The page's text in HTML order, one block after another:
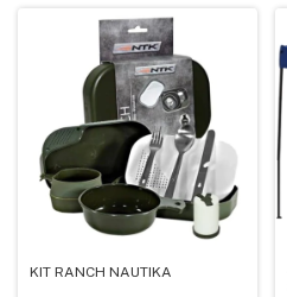
KIT RANCH NAUTIKA